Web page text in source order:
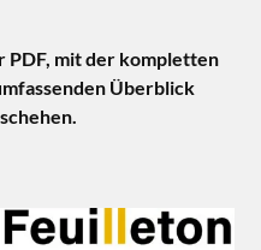
PDF, mit der kompletten
Überblick